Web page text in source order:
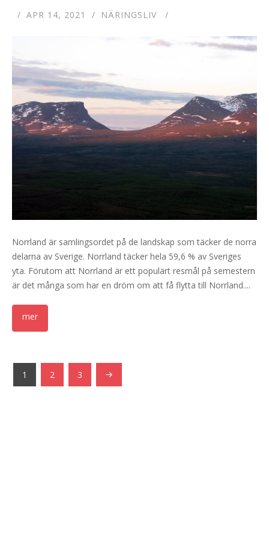
APR 14, 2021 NÄRINGSLIV
Norrland är samlingsordet på de landskap som täcker de norra
delarna av Sverige. Norrland täcker hela 59,6 % av Sveriges
yta. Förutom att Norrland är ett populärt resmål på semestern
är det många som har en dröm om att få flytta till Norrland....
1 2 3